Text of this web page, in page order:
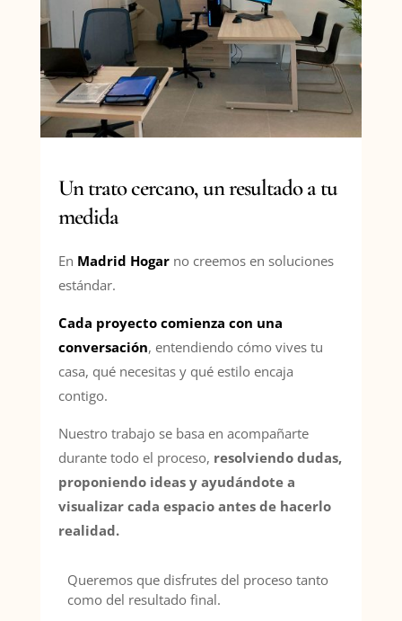
Un trato cercano, un resultado a tu
medida
En Madrid Hogarno creemos en soluciones
estándar.
Cada proyecto comienza con una
conversación, entendiendo cómo vives tu
casa, qué necesitas y qué estilo encaja
contigo.
Nuestro trabajo se basa en acompañarte
durante todo el proceso, resolviendo dudas,
proponiendo ideas y ayudándote a
visualizar cada espacio antes de hacerlo
realidad.
Queremos que disfrutes del proceso tanto
como del resultado final.